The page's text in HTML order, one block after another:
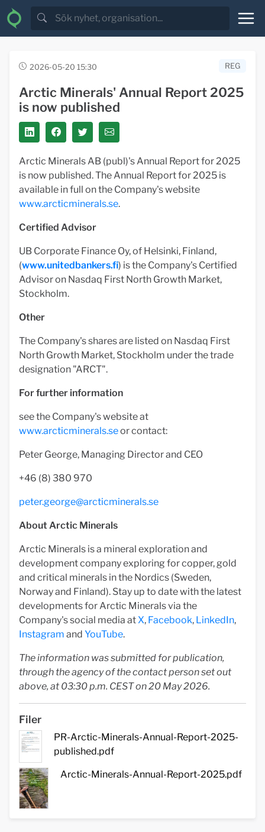
2026-05-20 15:30 REG
Arctic Minerals' Annual Report 2025
is now published
Arctic Minerals AB (publ)'s Annual Report for 2025
is now published. The Annual Report for 2025 is
available in full on the Company's website
www.arcticminerals.se.
Certified Advisor
UB Corporate Finance Oy, of Helsinki, Finland,
(www.unitedbankers.fi) is the Company's Certified
Advisor on Nasdaq First North Growth Market,
Stockholm.
Other
The Company's shares are listed on Nasdaq First
North Growth Market, Stockholm under the trade
designation "ARCT".
For further information
see the Company's website at
www.arcticminerals.seor contact:
Peter George, Managing Director and CEO
+46 (8) 380 970
peter.george@arcticminerals.se
About Arctic Minerals
Arctic Minerals is a mineral exploration and
development company exploring for copper, gold
and critical minerals in the Nordics (Sweden,
Norway and Finland). Stay up to date with the latest
developments for Arctic Minerals via the
Company's social media atX, Facebook, LinkedIn,
Instagram and YouTube.
The information was submitted for publication,
through the agency of the contact person set out
above, at 03:30 p.m. CEST on 20 May 2026.
Filer
PR-Arctic-Minerals-Annual-Report-2025-
published.pdf
Arctic-Minerals-Annual-Report-2025.pdf